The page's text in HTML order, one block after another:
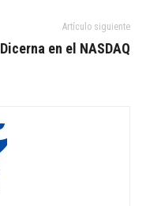
Artículo siguiente
Dicerna en el NASDAQ